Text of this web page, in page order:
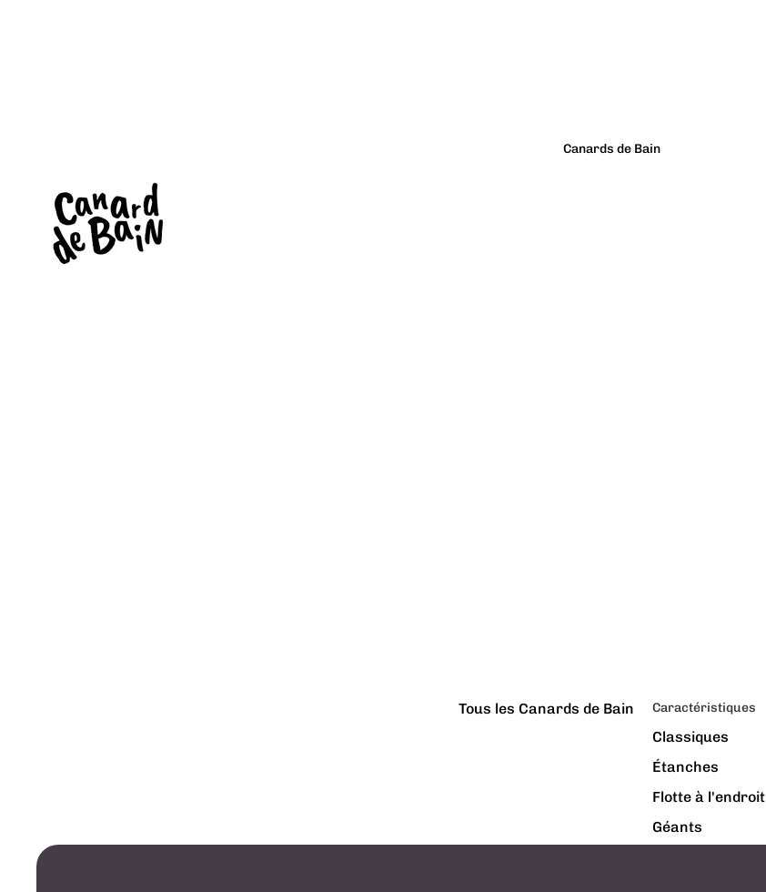
Canards de Bain
Tous les Canards de Bain Caractéristiques
Classiques
Étanches
Flotte à l'endroit
Géants